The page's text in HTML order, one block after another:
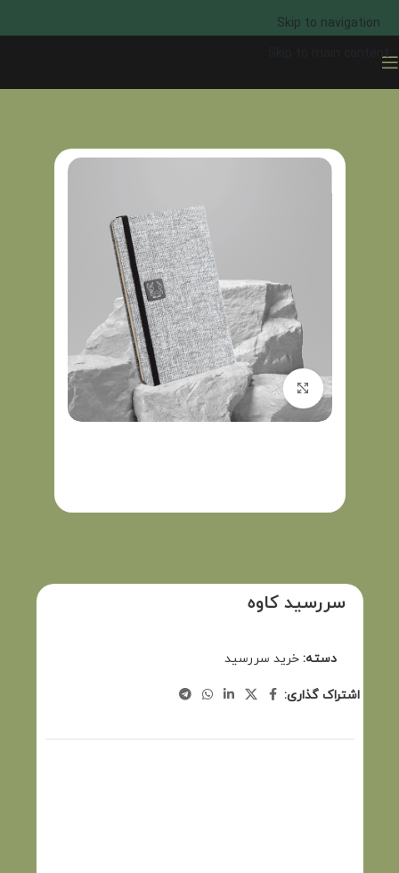
Skip to navigation
Skip to main content
برای بزرگنمایی کلیک کنید
سررسید کاوه
دسته: خرید سررسید
اشتراک گذاری: